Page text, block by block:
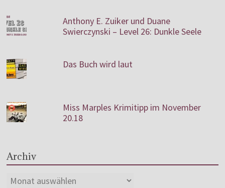
Anthony E. Zuiker und Duane
Swierczynski – Level 26: Dunkle Seele
Das Buch wird laut
Miss Marples Krimitipp im November
20.18
Archiv